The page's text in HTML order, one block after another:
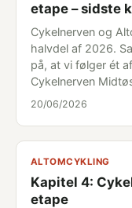
etape – sidste
Cykelnerven og
halvdel af 2026.
på, at vi følger ét
Cykelnerven
20/06/2026
ALTOMCYKLING
Kapitel 4:
etape